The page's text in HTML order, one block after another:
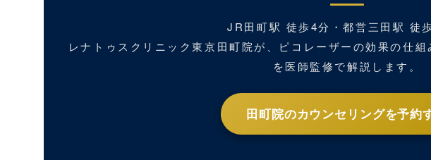
JR田町駅 徒歩4分・都営三田駅 徒歩
レナトゥスクリニック東京田町院が、ピコレーザーの効果の仕
を医師監修で解説します。
田町院のカウンセリングを予約